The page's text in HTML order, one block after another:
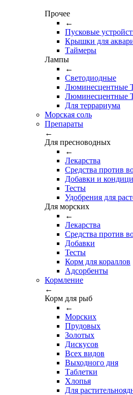
Прочее
←
Пусковые
Крышки для
Таймеры
Лампы
←
Светодиодные
Люминесцентные
Люминесцентные
Для террариума
Морская соль
Препараты
←
Для пресноводных
←
Лекарства
Средства против
Добавки и
Тесты
Удобрения для
Для морских
←
Лекарства
Средства против
Добавки
Тесты
Корм для кораллов
Адсорбенты
Кормление
←
Корм для рыб
←
Морских
Прудовых
Золотых
Дискусов
Всех видов
Выходного дня
Таблетки
Хлопья
Для